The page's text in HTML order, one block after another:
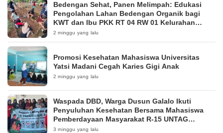
Bedengan Sehat, Panen Melimpah: Edukasi
Pengolahan Lahan Bedengan Organik bagi
KWT dan Ibu PKK RT 04 RW 01 Kelurahan
Pakintelan
2 minggu yang lalu
Promosi Kesehatan Mahasiswa Universitas
Yatsi Madani Cegah Karies Gigi Anak
2 minggu yang lalu
Waspada DBD, Warga Dusun Galalo Ikuti
Penyuluhan Kesehatan Bersama Mahasiswa
Pemberdayaan Masyarakat R-15 UNTAG
Surabaya 2026
3 minggu yang lalu